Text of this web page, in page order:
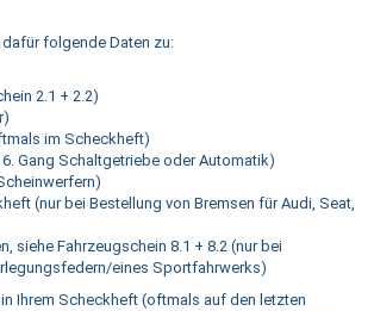
folgende Daten zu:
2.1 + 2.2)
im Scheckheft)
Gang Schaltgetriebe oder Automatik)
(nur bei Bestellung von Bremsen für Audi, Seat,
siehe Fahrzeugschein 8.1 + 8.2 (nur bei
eines Sportfahrwerks)
Ihrem Scheckheft (oftmals auf den letzten